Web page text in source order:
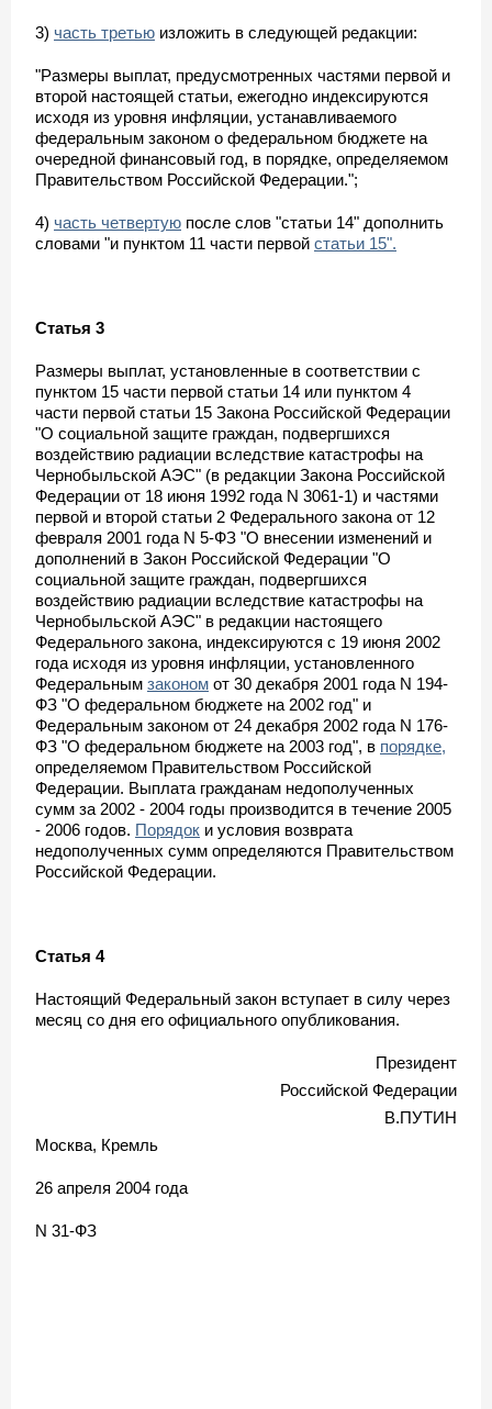
3) часть третью изложить в следующей редакции:
"Размеры выплат, предусмотренных частями первой и
второй настоящей статьи, ежегодно индексируются
исходя из уровня инфляции, устанавливаемого
федеральным законом о федеральном бюджете на
очередной финансовый год, в порядке, определяемом
Правительством Российской Федерации.";
4) часть четвертую после слов "статьи 14" дополнить
словами "и пунктом 11 части первой статьи 15".
Статья 3
Размеры выплат, установленные в соответствии с
пунктом 15 части первой статьи 14 или пунктом 4
части первой статьи 15 Закона Российской Федерации
"О социальной защите граждан, подвергшихся
воздействию радиации вследствие катастрофы на
Чернобыльской АЭС" (в редакции Закона Российской
Федерации от 18 июня 1992 года N 3061-1) и частями
первой и второй статьи 2 Федерального закона от 12
февраля 2001 года N 5-ФЗ "О внесении изменений и
дополнений в Закон Российской Федерации "О
социальной защите граждан, подвергшихся
воздействию радиации вследствие катастрофы на
Чернобыльской АЭС" в редакции настоящего
Федерального закона, индексируются с 19 июня 2002
года исходя из уровня инфляции, установленного
Федеральным законом от 30 декабря 2001 года N 194-
ФЗ "О федеральном бюджете на 2002 год" и
Федеральным законом от 24 декабря 2002 года N 176-
ФЗ "О федеральном бюджете на 2003 год", в порядке,
определяемом Правительством Российской
Федерации. Выплата гражданам недополученных
сумм за 2002 - 2004 годы производится в течение 2005
- 2006 годов. Порядок и условия возврата
недополученных сумм определяются Правительством
Российской Федерации.
Статья 4
Настоящий Федеральный закон вступает в силу через
месяц со дня его официального опубликования.
Президент
Российской Федерации
В.ПУТИН
Москва, Кремль
26 апреля 2004 года
N 31-ФЗ